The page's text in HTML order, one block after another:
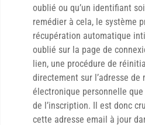
oublié ou qu’un identifiant
remédier à cela, le système
récupération automatique
oublié sur la page de
lien, une procédure de
directement sur l’adresse de
électronique personnelle
de l’inscription. Il est donc
cette adresse email à jour